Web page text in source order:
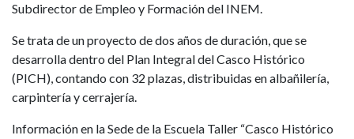
Subdirector de Empleo y Formación del INEM.
Se trata de un proyecto de dos años de duración, que se
desarrolla dentro del Plan Integral del Casco Histórico
(PICH), contando con 32 plazas, distribuidas en albañilería,
carpintería y cerrajería.
Información en la Sede de la Escuela Taller “Casco Histórico